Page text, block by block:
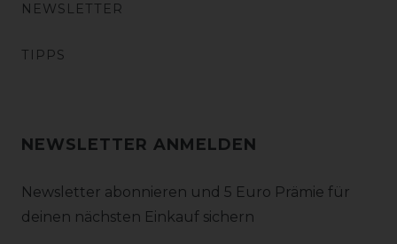
NEWSLETTER
TIPPS
NEWSLETTER ANMELDEN
Newsletter abonnieren und 5 Euro Prämie für
deinen nächsten Einkauf sichern